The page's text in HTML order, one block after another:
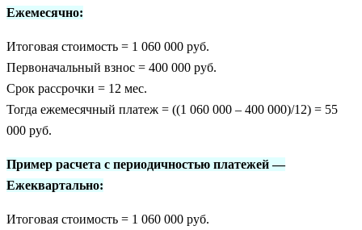
Ежемесячно:
Итоговая стоимость = 1 060 000 руб.
Первоначальный взнос = 400 000 руб.
Срок рассрочки = 12 мес.
Тогда ежемесячный платеж = ((1 060 000 – 400 000)/12) = 55
000 руб.
Пример расчета c периодичностью платежей —
Ежеквартально:
Итоговая стоимость = 1 060 000 руб.